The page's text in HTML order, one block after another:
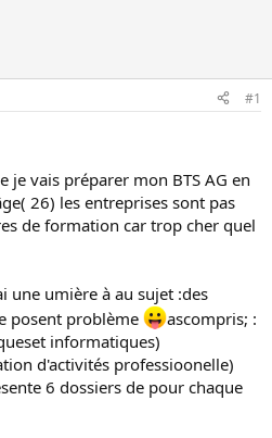
#1
je vais préparer mon BTS AG en
26) les entreprises sont pas
de formation car trop cher quel
une umière à au sujet :des
posent problème
ascompris; :
informatiques)
d'activités professioonelle)
6 dossiers de pour chaque